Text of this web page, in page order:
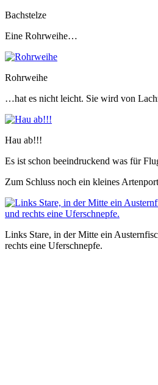
Bachstelze
Eine Rohrweihe…
Rohrweihe
…hat es nicht leicht. Sie wird von
Hau ab!!!
Es ist schon beeindruckend was für
Zum Schluss noch ein kleines
Links Stare, in der Mitte ein
rechts eine Uferschnepfe.